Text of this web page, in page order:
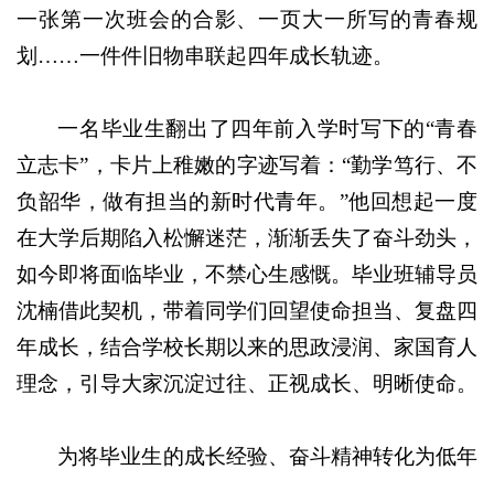
一张第一次班会的合影、一页大一所写的青春规
划……一件件旧物串联起四年成长轨迹。
一名毕业生翻出了四年前入学时写下的“青春
立志卡”，卡片上稚嫩的字迹写着：“勤学笃行、不
负韶华，做有担当的新时代青年。”他回想起一度
在大学后期陷入松懈迷茫，渐渐丢失了奋斗劲头，
如今即将面临毕业，不禁心生感慨。毕业班辅导员
沈楠借此契机，带着同学们回望使命担当、复盘四
年成长，结合学校长期以来的思政浸润、家国育人
理念，引导大家沉淀过往、正视成长、明晰使命。
为将毕业生的成长经验、奋斗精神转化为低年